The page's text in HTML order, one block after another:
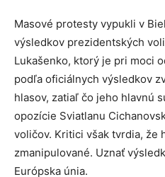
Masové protesty vypukli v
výsledkov prezidentských
Lukašenko, ktorý je pri moci
podľa oficiálnych výsledkov
hlasov, zatiaľ čo jeho hlavnú
opozície Sviatlanu
voličov. Kritici však tvrdia, že
zmanipulované. Uznať
Európska únia.